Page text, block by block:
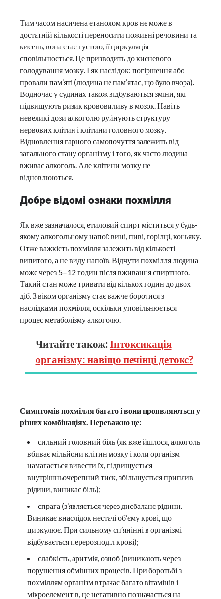
Тим часом насичена етанолом кров не може в
достатній кількості переносити поживні речовини та
кисень, вона стає густою, її циркуляція
сповільнюється. Це призводить до кисневого
голодування мозку. І як наслідок: погіршення або
провали пам’яті (людина не пам’ятає, що було вчора).
Водночас у судинах також відбуваються зміни, які
підвищують ризик крововиливу в мозок. Навіть
невеликі дози алкоголю руйнують структуру
нервових клітин і клітини головного мозку.
Відновлення гарного самопочуття залежить від
загального стану організму і того, як часто людина
вживає алкоголь. Але клітини мозку не
відновлюються.
Добре відомі ознаки похмілля
Як вже зазначалося, етиловий спирт міститься у будь-
якому алкогольному напої: вині, пиві, горілці, коньяку.
Отже важкість похмілля залежить від кількості
випитого, а не виду напоїв. Відчути похмілля людина
може через 5–12 годин після вживання спиртного.
Такий стан може тривати від кількох годин до двох
діб. З віком організму стає важче боротися з
наслідками похмілля, оскільки уповільнюється
процес метаболізму алкоголю.
Читайте також: Інтоксикація
організму: навіщо печінці детокс?
Симптомів похмілля багато і вони проявляються у
різних комбінаціях. Переважно це:
сильний головний біль (як вже йшлося, алкоголь
вбиває мільйони клітин мозку і коли організм
намагається вивести їх, підвищується
внутрішньочерепний тиск, збільшується приплив
рідини, виникає біль);
спрага (з’являється через дисбаланс рідини.
Виникає внаслідок нестачі об’єму крові, що
циркулює. При сильному сп’янінні в організмі
відбувається перерозподіл крові);
слабкість, аритмія, озноб (виникають через
порушення обмінних процесів. При боротьбі з
похміллям організм втрачає багато вітамінів і
мікроелементів, це негативно позначається на